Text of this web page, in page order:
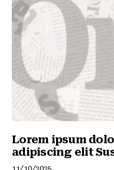
Lorem ipsum
adipiscing elit